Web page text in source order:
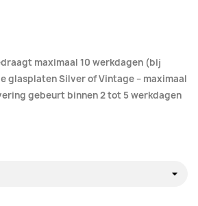
maximaal 10 werkdagen (bij
glasplaten Silver of Vintage – maximaal
gebeurt binnen 2 tot 5 werkdagen